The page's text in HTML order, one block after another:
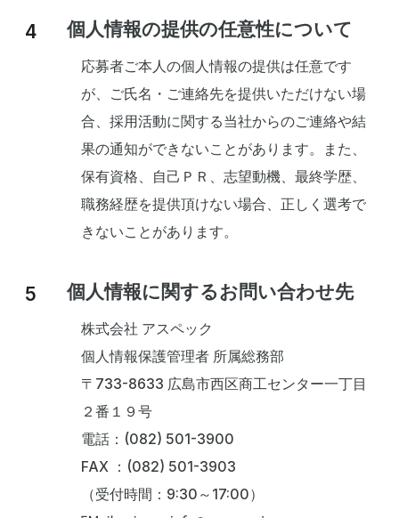
個人情報の提供の任意性について
応募者ご本人の個人情報の提供は任意です
が、ご氏名・ご連絡先を提供いただけない場
合、採用活動に関する当社からのご連絡や結
果の通知ができないことがあります。また、
保有資格、自己ＰＲ、志望動機、最終学歴、
職務経歴を提供頂けない場合、正しく選考で
きないことがあります。
個人情報に関するお問い合わせ先
株式会社 アスペック
個人情報保護管理者 所属総務部
〒733-8633 広島市西区商工センター一丁目
２番１９号
電話：(082) 501-3900
FAX ：(082) 501-3903
（受付時間：9:30～17:00）